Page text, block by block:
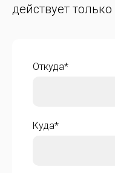
действует только
Откуда*
Куда*